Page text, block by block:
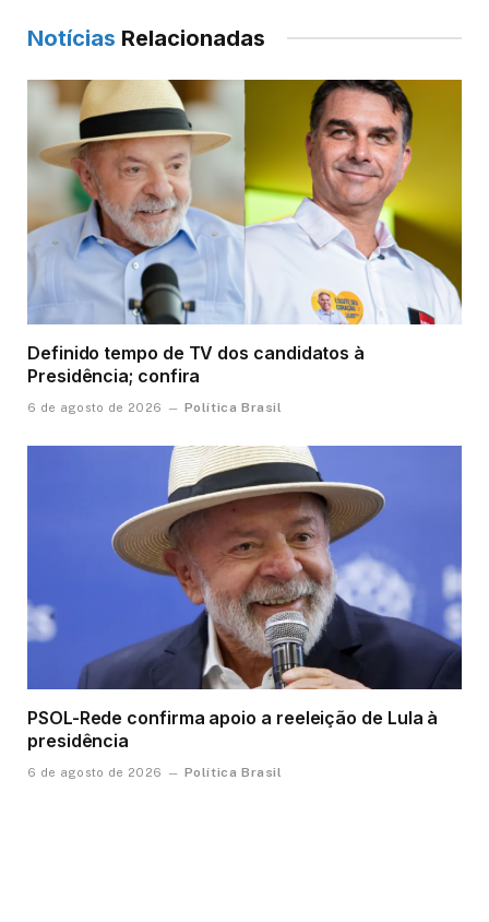
Notícias Relacionadas
Definido tempo de TV dos candidatos à
Presidência; confira
6 de agosto de 2026 Política Brasil
PSOL-Rede confirma apoio a reeleição de Lula à
presidência
6 de agosto de 2026 Política Brasil